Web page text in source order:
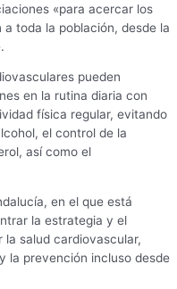
«para acercar los
toda la población, desde la
pueden
en la rutina diaria con
física regular, evitando
el control de la
así como el
en el que está
la estrategia y el
la salud cardiovascular,
la prevención incluso desde